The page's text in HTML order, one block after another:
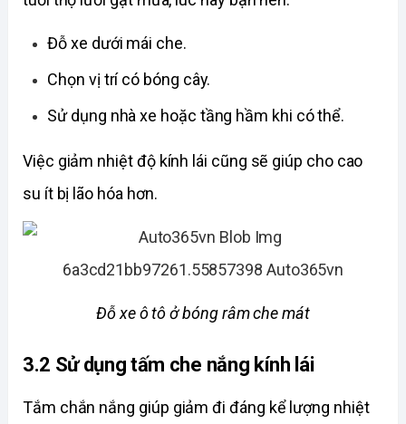
Đỗ xe dưới mái che.
Chọn vị trí có bóng cây.
Sử dụng nhà xe hoặc tầng hầm khi có thể.
Việc giảm nhiệt độ kính lái cũng sẽ giúp cho cao
su ít bị lão hóa hơn.
Đỗ xe ô tô ở bóng râm che mát
3.2 Sử dụng tấm che nắng kính lái
Tắm chắn nắng giúp giảm đi đáng kể lượng nhiệt